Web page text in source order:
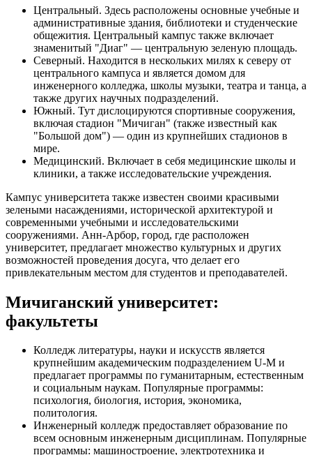
Центральный. Здесь расположены основные учебные и
административные здания, библиотеки и студенческие
общежития. Центральный кампус также включает
знаменитый "Диаг" — центральную зеленую площадь.
Северный. Находится в нескольких милях к северу от
центрального кампуса и является домом для
инженерного колледжа, школы музыки, театра и танца, а
также других научных подразделений.
Южный. Тут дислоцируются спортивные сооружения,
включая стадион "Мичиган" (также известный как
"Большой дом") — один из крупнейших стадионов в
мире.
Медицинский. Включает в себя медицинские школы и
клиники, а также исследовательские учреждения.
Кампус университета также известен своими красивыми
зелеными насаждениями, исторической архитектурой и
современными учебными и исследовательскими
сооружениями. Анн-Арбор, город, где расположен
университет, предлагает множество культурных и других
возможностей проведения досуга, что делает его
привлекательным местом для студентов и преподавателей.
Мичиганский университет:
факультеты
Колледж литературы, науки и искусств является
крупнейшим академическим подразделением U-M и
предлагает программы по гуманитарным, естественным
и социальным наукам. Популярные программы:
психология, биология, история, экономика,
политология.
Инженерный колледж предоставляет образование по
всем основным инженерным дисциплинам. Популярные
программы: машиностроение, электротехника и